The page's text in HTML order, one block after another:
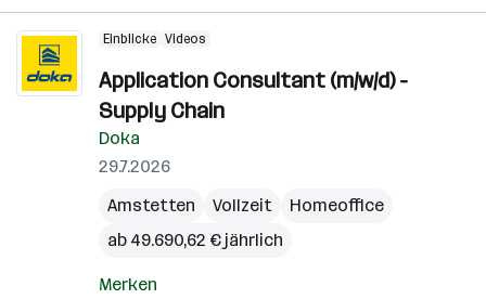
Einblicke Videos
Application Consultant (m/w/d) -
Supply Chain
Doka
29.7.2026
Amstetten
Vollzeit
Homeoffice
ab 49.690,62 € jährlich
Merken